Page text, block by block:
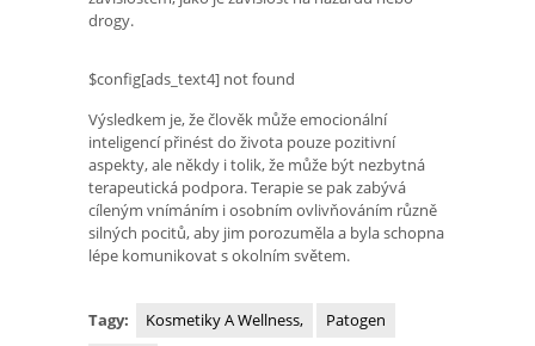
drogy.
$config[ads_text4] not found
Výsledkem je, že člověk může emocionální
inteligencí přinést do života pouze pozitivní
aspekty, ale někdy i tolik, že může být nezbytná
terapeutická podpora. Terapie se pak zabývá
cíleným vnímáním i osobním ovlivňováním různě
silných pocitů, aby jim porozuměla a byla schopna
lépe komunikovat s okolním světem.
Tagy: Kosmetiky A Wellness,
Patogen